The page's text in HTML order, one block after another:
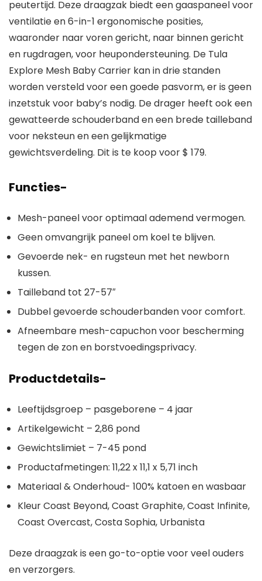
peutertijd. Deze draagzak biedt een gaaspaneel voor
ventilatie en 6-in-1 ergonomische posities,
waaronder naar voren gericht, naar binnen gericht
en rugdragen, voor heupondersteuning. De Tula
Explore Mesh Baby Carrier kan in drie standen
worden versteld voor een goede pasvorm, er is geen
inzetstuk voor baby’s nodig. De drager heeft ook een
gewatteerde schouderband en een brede tailleband
voor neksteun en een gelijkmatige
gewichtsverdeling. Dit is te koop voor $ 179.
Functies-
Mesh-paneel voor optimaal ademend vermogen.
Geen omvangrijk paneel om koel te blijven.
Gevoerde nek- en rugsteun met het newborn
kussen.
Tailleband tot 27-57″
Dubbel gevoerde schouderbanden voor comfort.
Afneembare mesh-capuchon voor bescherming
tegen de zon en borstvoedingsprivacy.
Productdetails-
Leeftijdsgroep – pasgeborene – 4 jaar
Artikelgewicht – 2,86 pond
Gewichtslimiet – 7-45 pond
Productafmetingen: 11,22 x 11,1 x 5,71 inch
Materiaal & Onderhoud- 100% katoen en wasbaar
Kleur Coast Beyond, Coast Graphite, Coast Infinite,
Coast Overcast, Costa Sophia, Urbanista
Deze draagzak is een go-to-optie voor veel ouders
en verzorgers.